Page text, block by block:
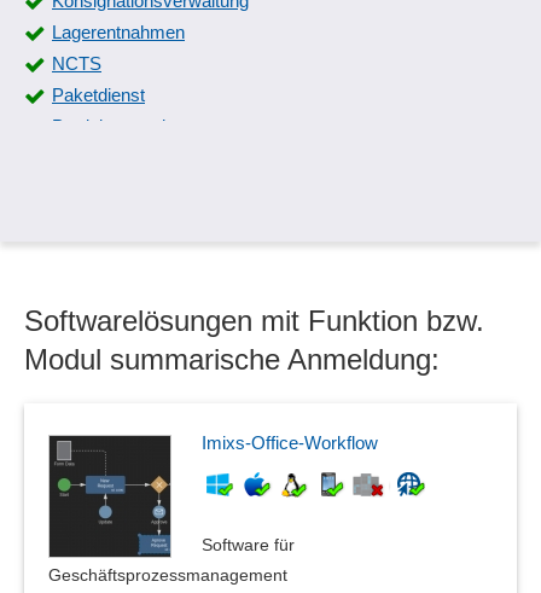
Lagerentnahmen
NCTS
Paketdienst
Produktverwaltung
Verbringungsnachweise
Warenbegleitdokument
Warenbuchungen
Warenursprung
Warenwirtschaft
Zollabwicklung
Softwarelösungen mit Funktion bzw.
Modul summarische Anmeldung:
Imixs-Office-Workflow
Software für
Geschäftsprozessmanagement